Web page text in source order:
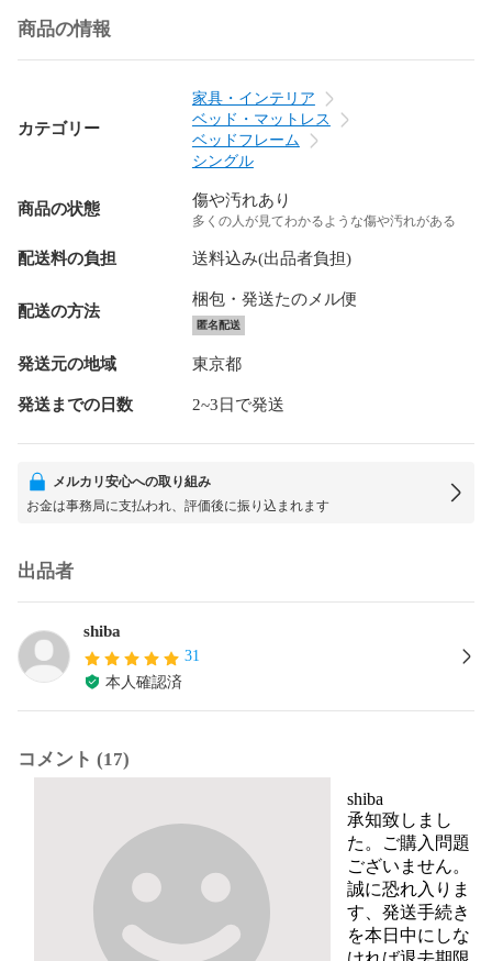
商品の情報
カテゴリー
家具・インテリア
ベッド・マットレス
ベッドフレーム
シングル
商品の状態 傷や汚れあり
多くの人が見てわかるような傷や汚れがある
配送料の負担 送料込み(出品者負担)
配送の方法
梱包・発送たのメル便
匿名配送
発送元の地域 東京都
発送までの日数 2~3日で発送
メルカリ安心への取り組み
お金は事務局に支払われ、評価後に振り込まれます
出品者
shiba
31
本人確認済
コメント (17)
shiba
承知致しまし
た。ご購入問題
ございません。
誠に恐れ入りま
す、発送手続き
を本日中にしな